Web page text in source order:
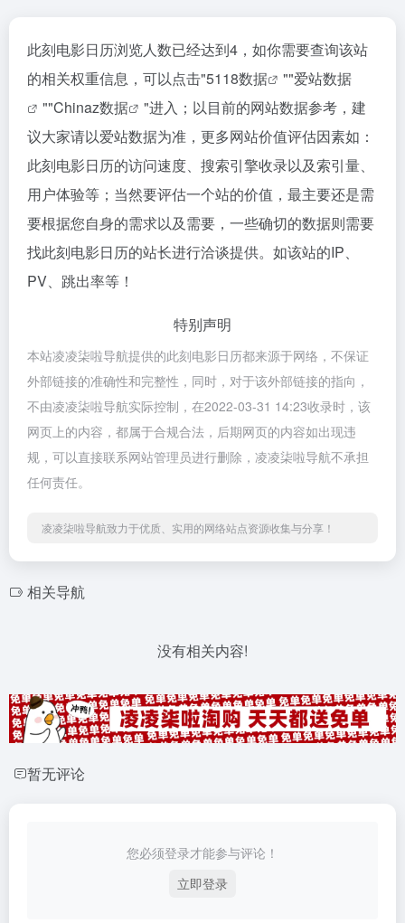
此刻电影日历浏览人数已经达到4，如你需要查询该站
的相关权重信息，可以点击"5118数据 ""爱站数据
""Chinaz数据
"进入；以目前的网站数据参考，建
议大家请以爱站数据为准，更多网站价值评估因素如：
此刻电影日历的访问速度、搜索引擎收录以及索引量、
用户体验等；当然要评估一个站的价值，最主要还是需
要根据您自身的需求以及需要，一些确切的数据则需要
找此刻电影日历的站长进行洽谈提供。如该站的IP、
PV、跳出率等！
特别声明
本站凌凌柒啦导航提供的此刻电影日历都来源于网络，不保证
外部链接的准确性和完整性，同时，对于该外部链接的指向，
不由凌凌柒啦导航实际控制，在2022-03-31 14:23收录时，该
网页上的内容，都属于合规合法，后期网页的内容如出现违
规，可以直接联系网站管理员进行删除，凌凌柒啦导航不承担
任何责任。
凌凌柒啦导航致力于优质、实用的网络站点资源收集与分享！
相关导航
没有相关内容!
暂无评论
您必须登录才能参与评论！
立即登录